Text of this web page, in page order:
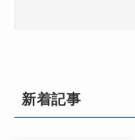
新着記事